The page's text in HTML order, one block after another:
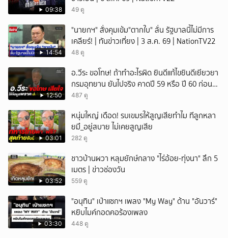
09:38 49 ดู
14:54
"นายกฯ" สั่งคุมเข้ม"ตากใบ" ลั่น รัฐบาลนี้ไม่มีการ
เคลียร์! | ทันข่าวเที่ยง | 3 ส.ค. 69 | NationTV22
48 ดู
12:50
อ.วีระ ขอโทษ! ถ้าทำอะไรผิด ยินดีแก้ไขยินดีเยียวยา
กรมอุทยาน ยันไปจริง คาดปี 59 หรือ ปี 60 ก่อน
ปิดให้พัก
487 ดู
03:01
หนุ่มใหญ่ เดือด! รบเขมรให้สูญเสียทำไม ทีลูกหลา
ยมึ_อยู่สบาย ไม่เคยสูญเสีย
282 ดู
03:52
ชาวบ้านผวา หลุมยักษ์กลาง "ไร่อ้อย-ทุ่งนา" ลึก 5
เมตร | ข่าวช่องวัน
559 ดู
03:30
"อนุทิน" เป่าแซกฯ เพลง "My Way" ด้าน "อันวาร์"
หยิบไมค์กอดคอร้องเพลง
448 ดู
ยกเลิก